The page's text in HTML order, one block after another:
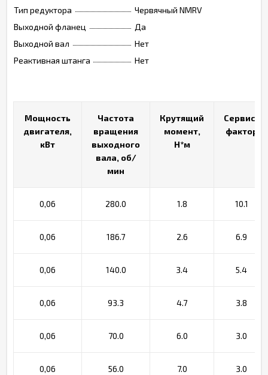
Тип редуктора
Червячный NMRV
Выходной фланец
Да
Выходной вал
Нет
Реактивная штанга
Нет
Мощность
двигателя,
кВт
Частота
вращения
выходного
вала, об/
мин
Крутящий
момент,
Н*м
Сервис-
фактор
0,06 280.0 1.8 10.1
0,06 186.7 2.6 6.9
0,06 140.0 3.4 5.4
0,06 93.3 4.7 3.8
0,06 70.0 6.0 3.0
0,06 56.0 7.0 3.0
Мощность
двигателя,
кВт
Частота
вращения
выходного
вала, об/
мин
Крутящий
момент,
Н*м
Сервис-
фактор